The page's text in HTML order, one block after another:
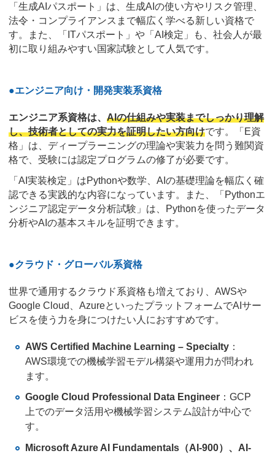
「生成AIパスポート」は、生成AIの使い方やリスク管理、
法令・コンプライアンスまで幅広く学べる新しい資格で
す。また、「ITパスポート」や「AI検定」も、社会人が最
初に取り組みやすい国家試験として人気です。
●エンジニア向け・開発実装系資格
エンジニア系資格は、 AIの仕組みや実装までしっかり理解
し、技術者としての実力を証明したい方向けです。「E資
格」は、ディープラーニングの理論や実装力を問う難関資
格で、受験には認定プログラムの修了が必要です。
「AI実装検定」はPythonや数学、AIの基礎理論を幅広く確
認できる実践的な内容になっています。また、「Pythonエ
ンジニア認定データ分析試験」は、Pythonを使ったデータ
分析やAIの基本スキルを証明できます。
●クラウド・グローバル系資格
世界で通用するクラウド系資格も増えており、AWSや
Google Cloud、AzureといったプラットフォームでAIサー
ビスを使う力を身につけたい人におすすめです。
AWS Certified Machine Learning – Specialty：
AWS環境での機械学習モデル構築や運用力が問われ
ます。
Google Cloud Professional Data Engineer：GCP
上でのデータ活用や機械学習システム設計が中心で
す。
Microsoft Azure AI Fundamentals（AI-900）、AI-